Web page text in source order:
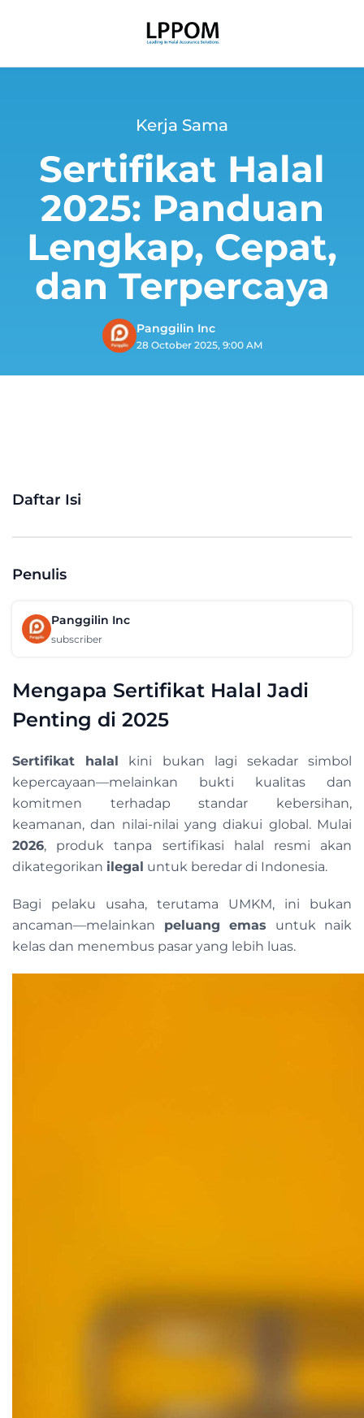
Kerja Sama
Sertifikat Halal
2025: Panduan
Lengkap, Cepat,
dan Terpercaya
Panggilin Inc
28 October 2025, 9:00 AM
Daftar Isi
Penulis
Panggilin Inc
subscriber
Mengapa Sertifikat Halal Jadi
Penting di 2025
Sertifikat halal kini bukan lagi sekadar simbol
kepercayaan—melainkan bukti kualitas dan
komitmen terhadap standar kebersihan,
keamanan, dan nilai-nilai yang diakui global. Mulai
2026, produk tanpa sertifikasi halal resmi akan
dikategorikan ilegal untuk beredar di Indonesia.
Bagi pelaku usaha, terutama UMKM, ini bukan
ancaman—melainkan peluang emas untuk naik
kelas dan menembus pasar yang lebih luas.